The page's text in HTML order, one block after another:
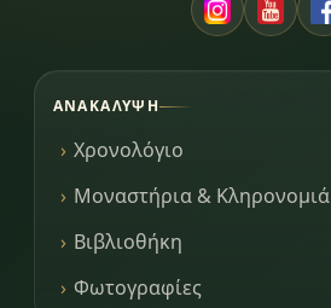
ΑΝΑΚΆΛΥΨΗ
Χρονολόγιο
Μοναστήρια & Κληρονομιά
Βιβλιοθήκη
Φωτογραφίες